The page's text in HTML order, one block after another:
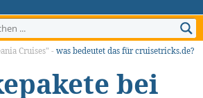
Cruises" - was bedeutet das für cruisetricks.de?
bei